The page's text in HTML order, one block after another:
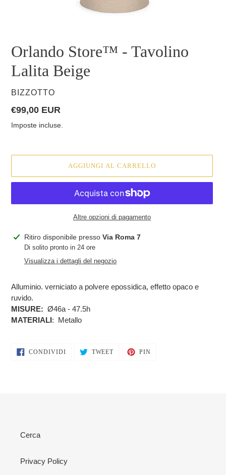
Orlando Store™ - Tavolino
Lalita Beige
VENDITORE
BIZZOTTO
Prezzo
di
€99,00 EUR
Imposte incluse.
AGGIUNGI AL CARRELLO
Altre opzioni di pagamento
Inserimento
prodotto
Ritiro disponibile presso Via Roma 7
Di solito pronto in 24 ore
Visualizza i dettagli del negozio
Alluminio. verniciato a polvere epossidica, effetto opaco e
ruvido.
MISURE: Ø46a - 47.5h
MATERIALI: Metallo
CONDIVIDICONDIVIDI
SU
TWEETTWITTA PIN
Cerca
Privacy Policy